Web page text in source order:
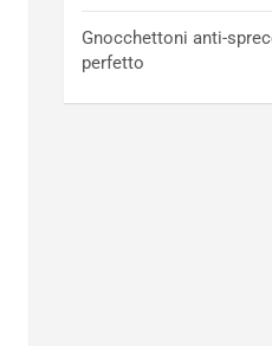
Gnocchettoni anti-
perfetto